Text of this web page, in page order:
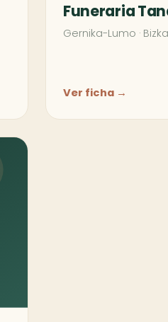
Funeraria
Gernika-Lumo ·
Ver ficha →